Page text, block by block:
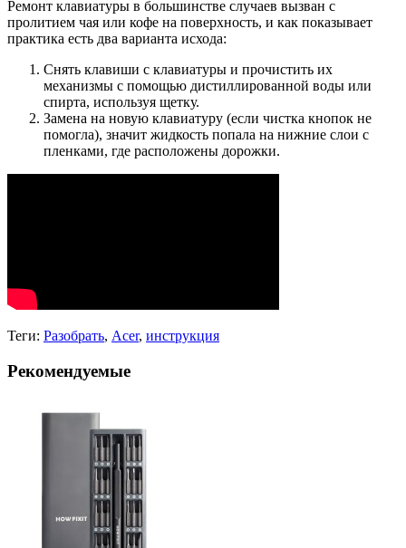
Ремонт клавиатуры в большинстве случаев вызван с
пролитием чая или кофе на поверхность, и как показывает
практика есть два варианта исхода:
Снять клавиши с клавиатуры и прочистить их
механизмы с помощью дистиллированной воды или
спирта, используя щетку.
Замена на новую клавиатуру (если чистка кнопок не
помогла), значит жидкость попала на нижние слои с
пленками, где расположены дорожки.
Теги: Разобрать, Acer, инструкция
Рекомендуемые